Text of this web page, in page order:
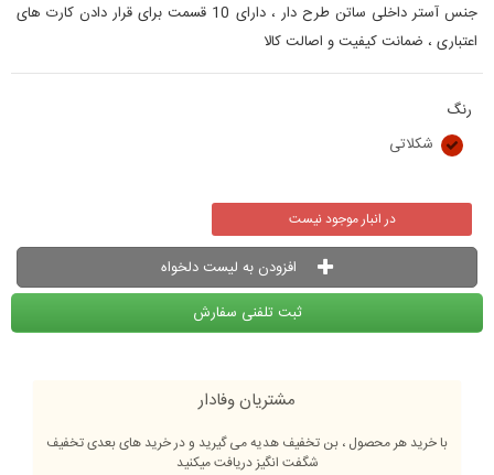
جنس آستر داخلی ساتن طرح دار ، دارای 10 قسمت برای قرار دادن کارت های
اعتباری ، ضمانت کیفیت و اصالت کالا
رنگ
شکلاتی
در انبار موجود نیست
افزودن به لیست دلخواه
ثبت تلفنی سفارش
مشتریان وفادار
با خرید هر محصول ، بن تخفیف هدیه می گیرید و در خرید های بعدی تخفیف
شگفت انگیز دریافت میکنید